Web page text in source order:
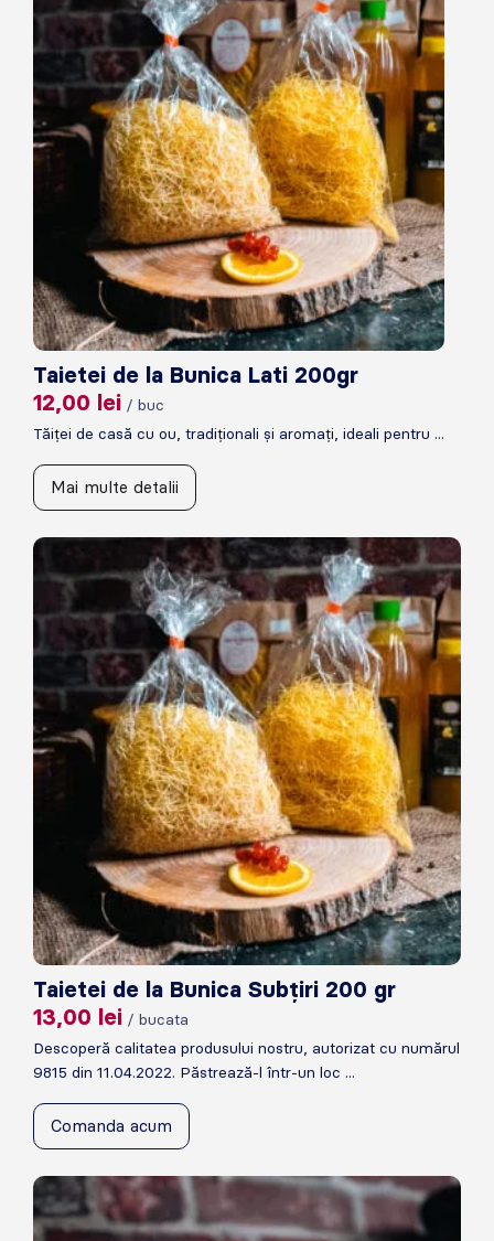
Taietei de la Bunica Lati 200gr
12,00 lei / buc
Tăiței de casă cu ou, tradiționali și aromați, ideali pentru ...
Mai multe detalii
Taietei de la Bunica Subțiri 200 gr
13,00 lei / bucata
Descoperă calitatea produsului nostru, autorizat cu numărul
9815 din 11.04.2022. Păstrează-l într-un loc ...
Comanda acum